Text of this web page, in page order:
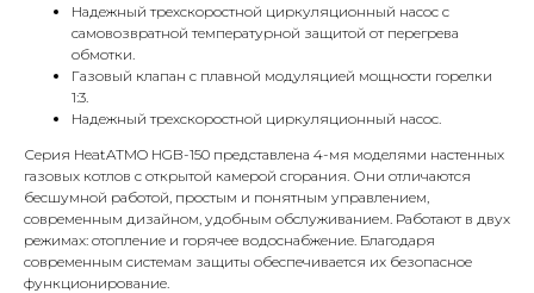
Надежный трехскоростной циркуляционный насос с
самовозвратной температурной защитой от перегрева
обмотки.
Газовый клапан с плавной модуляцией мощности горелки
1:3.
Надежный трехскоростной циркуляционный насос.
Серия HeatATMO HGB-150 представлена 4-мя моделями настенных
газовых котлов с открытой камерой сгорания. Они отличаются
бесшумной работой, простым и понятным управлением,
современным дизайном, удобным обслуживанием. Работают в двух
режимах: отопление и горячее водоснабжение. Благодаря
современным системам защиты обеспечивается их безопасное
функционирование.
Адрес
Г.Москва Волоколамское шоссе,
71/22к2
Пн-вс с 9:00 до 18:00
Телефон
8 495 233-79-79
8 985 233-79-79